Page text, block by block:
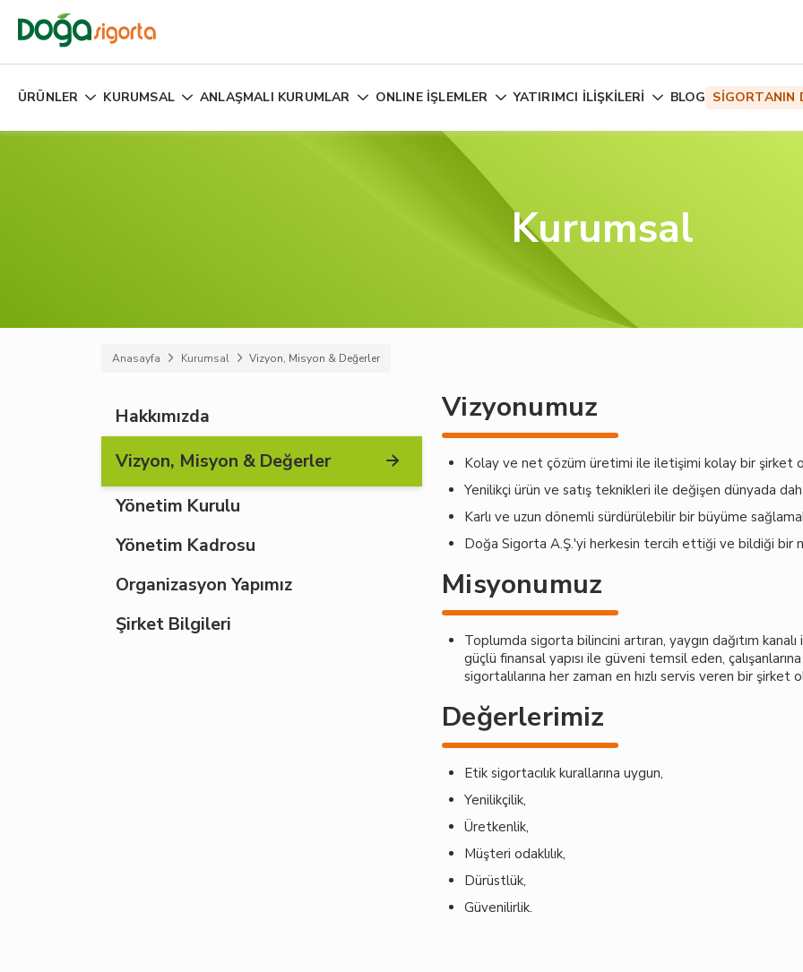
ÜRÜNLER KURUMSAL ANLAŞMALI KURUMLAR ONLINE İŞLEMLER YATIRIMCI İLİŞKİLERİ BLOG SİGORTANIN
Kurumsal
Anasayfa Kurumsal Vizyon, Misyon & Değerler
Hakkımızda
Vizyon, Misyon & Değerler
Yönetim Kurulu
Yönetim Kadrosu
Organizasyon Yapımız
Şirket Bilgileri
Vizyonumuz
Kolay ve net çözüm üretimi ile iletişimi kolay bir şirket
Yenilikçi ürün ve satış teknikleri ile değişen dünyada
Karlı ve uzun dönemli sürdürülebilir bir büyüme
Doğa Sigorta A.Ş.'yi herkesin tercih ettiği ve bildiği bir
Misyonumuz
Toplumda sigorta bilincini artıran, yaygın dağıtım
güçlü finansal yapısı ile güveni temsil eden,
sigortalılarına her zaman en hızlı servis veren bir şirket
Değerlerimiz
Etik sigortacılık kurallarına uygun,
Yenilikçilik,
Üretkenlik,
Müşteri odaklılık,
Dürüstlük,
Güvenilirlik.